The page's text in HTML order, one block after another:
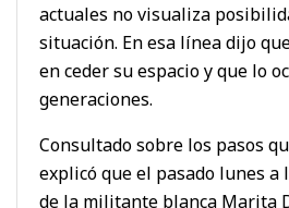
actuales no visualiza
situación. En esa línea dijo
en ceder su espacio y que lo
generaciones.
Consultado sobre los pasos
explicó que el pasado lunes a
de la militante blanca Marita